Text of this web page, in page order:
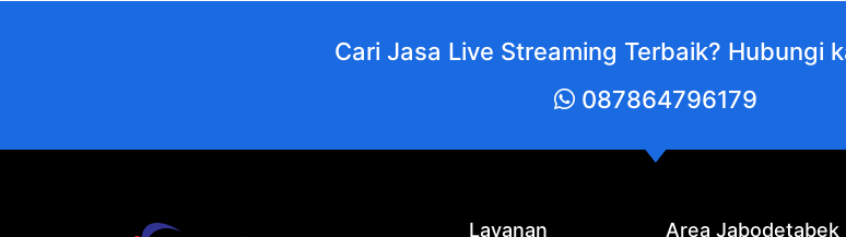
Cari Jasa Live Streaming Terbaik? Hubungi
087864796179
Layanan Area Jabodetabek